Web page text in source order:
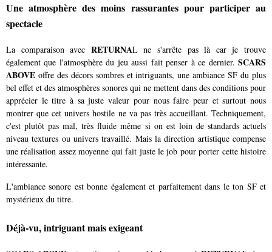
Une atmosphère des moins rassurantes pour participer au
spectacle
La comparaison avec RETURNAL ne s'arrête pas là car je trouve
également que l'atmosphère du jeu aussi fait penser à ce dernier. SCARS
ABOVE offre des décors sombres et intriguants, une ambiance SF du plus
bel effet et des atmosphères sonores qui ne mettent dans des conditions pour
apprécier le titre à sa juste valeur pour nous faire peur et surtout nous
montrer que cet univers hostile ne va pas très accueillant. Techniquement,
c'est plutôt pas mal, très fluide même si on est loin de standards actuels
niveau textures ou univers travaillé. Mais la direction artistique compense
une réalisation assez moyenne qui fait juste le job pour porter cette histoire
intéressante.
L'ambiance sonore est bonne également et parfaitement dans le ton SF et
mystérieux du titre.
Déjà-vu, intriguant mais exigeant